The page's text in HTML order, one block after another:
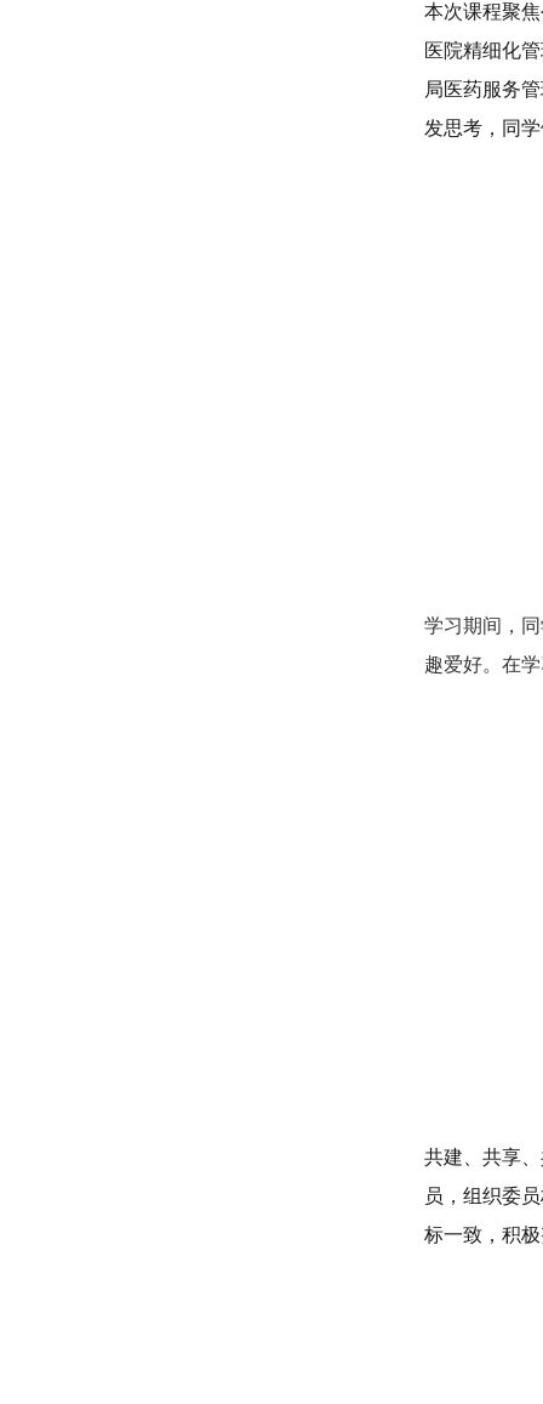
本次课程聚
医院精细化
局医药服务
发思考，同
学习期间，
趣爱好。在
共建、共享
员，组织委
标一致，积